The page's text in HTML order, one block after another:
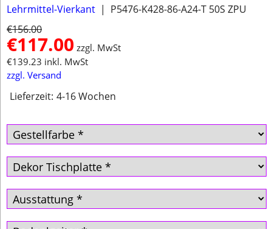
Lehrmittel-Vierkant
P5476-K428-86-A24-T 50S ZPU
€156.00
€117.00 zzgl. MwSt
€139.23 inkl. MwSt
zzgl. Versand
Lieferzeit: 4-16 Wochen